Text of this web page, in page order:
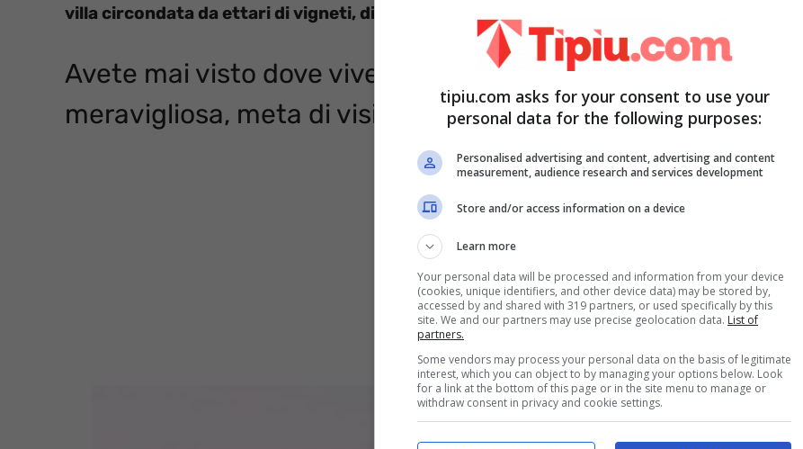
villa circondata da ettari di vigneti, di frutteti e di diverse colture stagionali
Avete mai visto dove vive Albano? E’ una villa
meravigliosa, meta di visite di fan e curiosi
tipiu.com asks for your consent to use your
personal data for the following purposes:
Personalised advertising and content, advertising and content
measurement, audience research and services development
Store and/or access information on a device
Learn more
Your personal data will be processed and information from your device
(cookies, unique identifiers, and other device data) may be stored by,
accessed by and shared with 319 partners, or used specifically by this
site. We and our partners may use precise geolocation data. List of
partners.
Some vendors may process your personal data on the basis of legitimate
interest, which you can object to by managing your options below. Look
for a link at the bottom of this page or in the site menu to manage or
withdraw consent in privacy and cookie settings.